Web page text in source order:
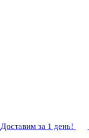
Доставим за 1 день!